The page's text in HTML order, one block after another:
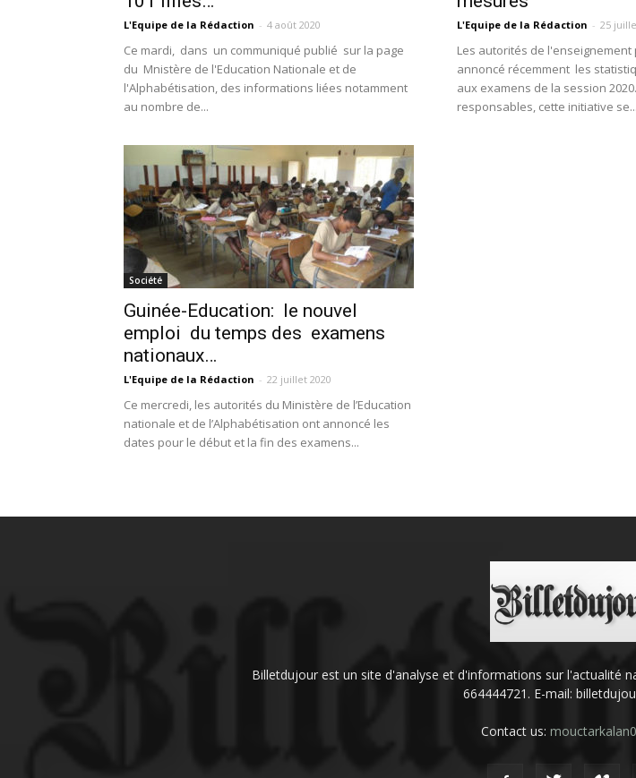
L'Equipe de la Rédaction - 4 août 2020
Ce mardi, dans un communiqué publié sur la page
du Mnistère de l'Education Nationale et de
l'Alphabétisation, des informations liées notamment
au nombre de...
L'Equipe de la Rédaction - 25
Les autorités de
annoncé récemment les
aux examens de la session
responsables, cette initiative se...
Société
Guinée-Education: le nouvel
emploi du temps des examens
nationaux…
L'Equipe de la Rédaction - 22 juillet 2020
Ce mercredi, les autorités du Ministère de l’Education
nationale et de l’Alphabétisation ont annoncé les
dates pour le début et la fin des examens...
Billetdujour est un site d'analyse et d'informations sur l'actualité
664444721. E-mail:
Contact us: